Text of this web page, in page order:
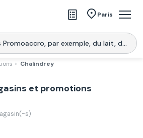
Paris
l'application
> Chalindrey
et promotions
s)